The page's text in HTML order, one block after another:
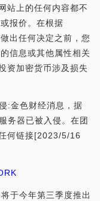
站上的任何内容都不
报价。在根据
出任何决定之前，您
信息或其他属性相关
资加密货币涉及损失
:金色财经消息，据
务器已被入侵。在团
何链接[2023/5/16
于今年第三季度推出